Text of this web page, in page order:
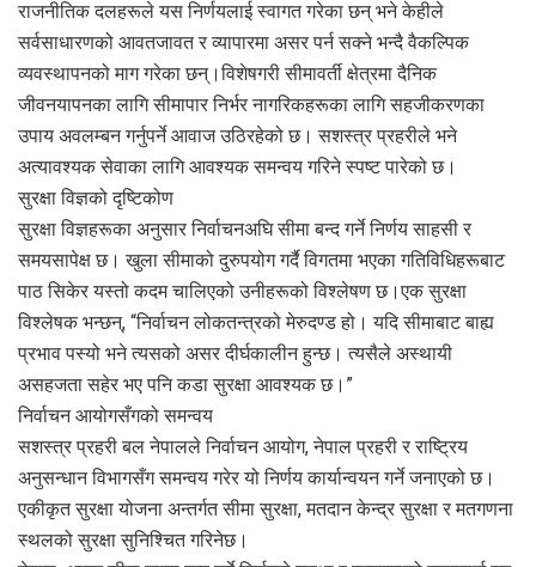
राजनीतिक दलहरूले यस निर्णयलाई स्वागत गरेका छन् भने केहीले
सर्वसाधारणको आवतजावत र व्यापारमा असर पर्न सक्ने भन्दै वैकल्पिक
व्यवस्थापनको माग गरेका छन्।विशेषगरी सीमावर्ती क्षेत्रमा दैनिक
जीवनयापनका लागि सीमापार निर्भर नागरिकहरूका लागि सहजीकरणका
उपाय अवलम्बन गर्नुपर्ने आवाज उठिरहेको छ। सशस्त्र प्रहरीले भने
अत्यावश्यक सेवाका लागि आवश्यक समन्वय गरिने स्पष्ट पारेको छ।
सुरक्षा विज्ञको दृष्टिकोण
सुरक्षा विज्ञहरूका अनुसार निर्वाचनअघि सीमा बन्द गर्ने निर्णय साहसी र
समयसापेक्ष छ। खुला सीमाको दुरुपयोग गर्दै विगतमा भएका गतिविधिहरूबाट
पाठ सिकेर यस्तो कदम चालिएको उनीहरूको विश्लेषण छ।एक सुरक्षा
विश्लेषक भन्छन्, “निर्वाचन लोकतन्त्रको मेरुदण्ड हो। यदि सीमाबाट बाह्य
प्रभाव पस्यो भने त्यसको असर दीर्घकालीन हुन्छ। त्यसैले अस्थायी
असहजता सहेर भए पनि कडा सुरक्षा आवश्यक छ।”
निर्वाचन आयोगसँगको समन्वय
सशस्त्र प्रहरी बल नेपालले निर्वाचन आयोग, नेपाल प्रहरी र राष्ट्रिय
अनुसन्धान विभागसँग समन्वय गरेर यो निर्णय कार्यान्वयन गर्ने जनाएको छ।
एकीकृत सुरक्षा योजना अन्तर्गत सीमा सुरक्षा, मतदान केन्द्र सुरक्षा र मतगणना
स्थलको सुरक्षा सुनिश्चित गरिनेछ।